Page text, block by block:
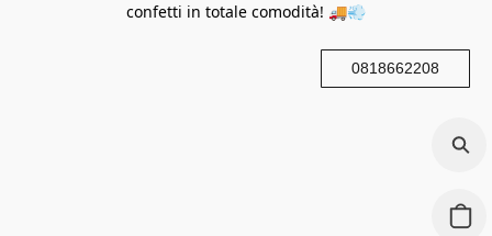
confetti in totale comodità! 🚚💨
0818662208